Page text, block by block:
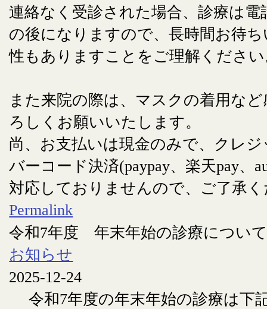
連絡なく受診された場合、診療は電
の後になりますので、長時間お待
性もありますことをご理解くださ
また来院の際は、マスクの着用な
ろしくお願いいたします。
尚、お支払いは現金のみで、クレ
バーコード決済(paypay、楽天pay、
対応しておりませんので、ご了承
Permalink
令和7年度 年末年始の診療につい
お知らせ
2025-12-24
令和7年度の年末年始の診療は下